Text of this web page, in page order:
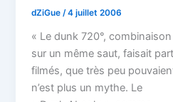
dZiGue/4 juillet 2006
« Le dunk 720°,
sur un même saut, faisait
filmés, que très peu
n’est plus un mythe. Le